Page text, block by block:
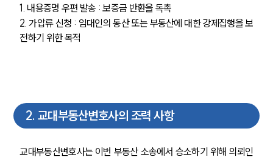
1. 내용증명 우편 발송 : 보증금 반환을 독촉
2. 가압류 신청 : 임대인의 동산 또는 부동산에 대한 강제집행을 보
전하기 위한 목적
2. 교대부동산변호사의 조력 사항
교대부동산변호사는 이번 부동산 소송에서 승소하기 위해 의뢰인